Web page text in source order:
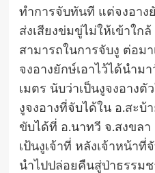
ทำการจับทันที แต่จงอา
ส่งเสียงข่มขู่ไม่ให้เข้าใก
สามารถในการจับงู ต่อม
จงอางยักษ์เอาไว้ได้นำม
เมตร นับว่าเป็นงูจงอาง
งูจงอางที่จับได้ใน อ.สะบ้
ขับได้ที่ อ.นาทวี จ.สงขล
เป้นงูเจ้าที่ หลังเจ้าหน้าที่
นำไปปล่อยคืนสู่ป่าธรรม